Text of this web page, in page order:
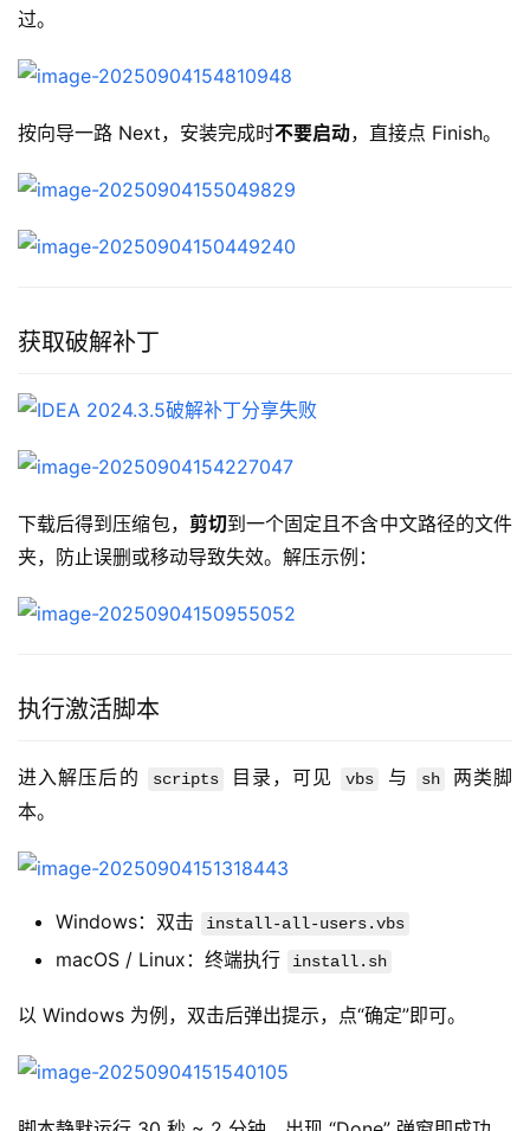
过。
按向导一路 Next，安装完成时不要启动，直接点 Finish。
获取破解补丁
下载后得到压缩包， 剪切到一个固定且不含中文路径的文件
夹，防止误删或移动导致失效。解压示例：
执行激活脚本
进入解压后的 scripts 目录，可见 vbs 与 sh
两类脚
本。
Windows：双击 install-all-users.vbs
macOS / Linux：终端执行 install.sh
以 Windows 为例，双击后弹出提示，点“确定”即可。